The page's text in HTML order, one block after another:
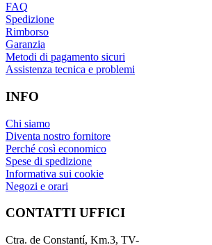
FAQ
Spedizione
Rimborso
Garanzia
Metodi di pagamento sicuri
Assistenza tecnica e problemi
INFO
Chi siamo
Diventa nostro fornitore
Perché così economico
Spese di spedizione
Informativa sui cookie
Negozi e orari
CONTATTI UFFICI
Ctra. de Constantí, Km.3, TV-